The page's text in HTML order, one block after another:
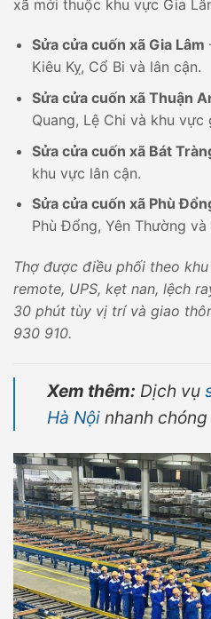
xã mới thuộc khu vực Gia
Sửa cửa cuốn xã Gia Lâm
Kiêu Kỵ, Cổ Bi và lân cận.
Sửa cửa cuốn xã Thuận
Quang, Lệ Chi và khu vực
Sửa cửa cuốn xã Bát
khu vực lân cận.
Sửa cửa cuốn xã Phù
Phù Đổng, Yên Thường và
Thợ được điều phối theo
remote, UPS, kẹt nan, lệch
30 phút tùy vị trí và giao
930 910.
Xem thêm: Dịch vụ
Hà Nội nhanh